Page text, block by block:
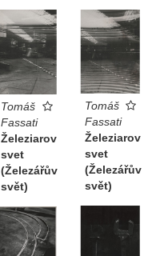
Tomáš
Fassati
Železiarov
svet
(Železářův
svět)
Tomáš
Fassati
Železiarov
svet
(Železářův
svět)